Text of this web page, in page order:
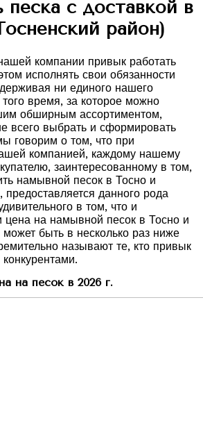
с доставкой в
район)
компании привык работать
исполнять свои обязанности
ни единого нашего
время, за которое можно
обширным ассортиментом,
всего выбрать и сформировать
говорим о том, что при
компанией, каждому нашему
заинтересованному в том,
намывной песок в Тосно и
данного рода
в том, что и
цена на намывной песок в Тосно и
быть в несколько раз ниже
называют те, кто привык
на песок в 2026 г.